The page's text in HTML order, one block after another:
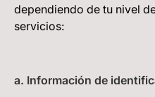
dependiendo de tu nivel
servicios:
a. Información de